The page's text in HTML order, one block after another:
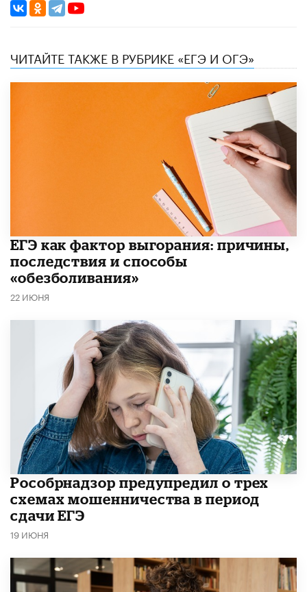
ЧИТАЙТЕ ТАКЖЕ В РУБРИКЕ «ЕГЭ И ОГЭ»
​ЕГЭ как фактор выгорания: причины,
последствия и способы
«обезболивания»
22 ИЮНЯ
Рособрнадзор предупредил о трех
схемах мошенничества в период
сдачи ЕГЭ
19 ИЮНЯ